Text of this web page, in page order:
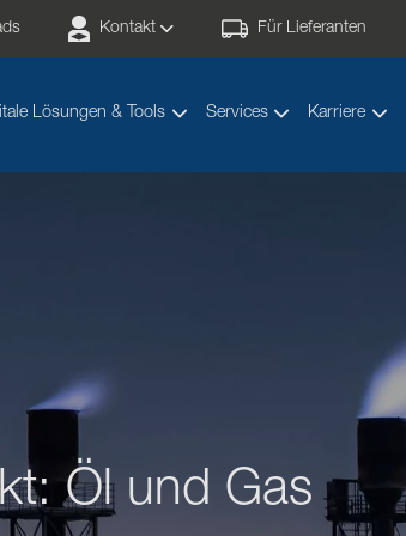
Kontakt Für Lieferanten
Lösungen & Tools Services Karriere
Öl und Gas